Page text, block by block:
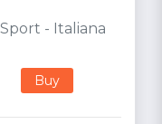
- Italiana
Buy